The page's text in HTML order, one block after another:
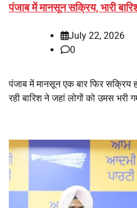
पंजाब में मानसून सक्रिय, भारी
July 22, 2026
0
पंजाब में मानसून एक बार फिर सक्रिय
रही बारिश ने जहां लोगों को उमस भरी